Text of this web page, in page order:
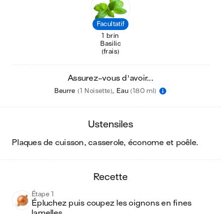
Facultatif
1 brin
Basilic
(frais)
Assurez-vous d'avoir...
Beurre (1 Noisette), Eau (180 ml)
ustensiles
plaques de cuisson, casserole, économe et poêle.
recette
Étape 1
Épluchez puis coupez les oignons en fines